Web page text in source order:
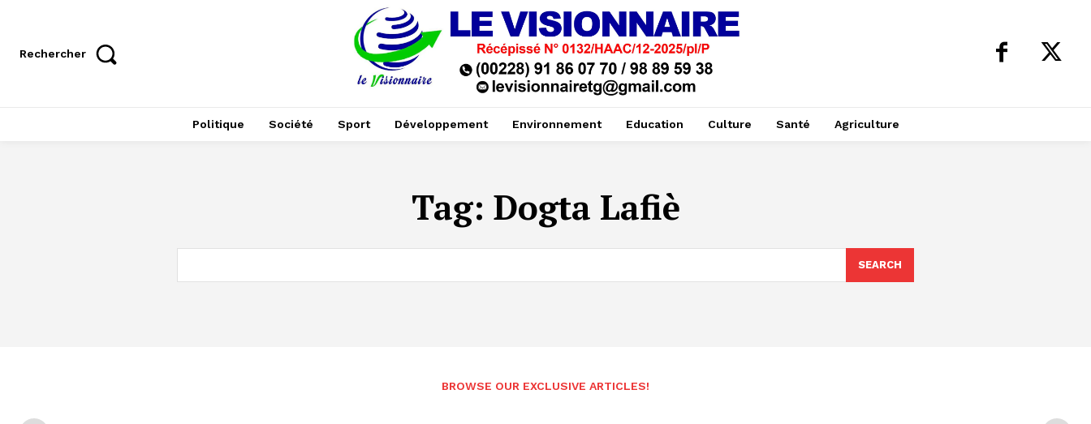
Rechercher
Politique Société Sport Développement Environnement Education Culture Santé Agriculture
Tag: Dogta Lafiè
SEARCH
BROWSE OUR EXCLUSIVE ARTICLES!